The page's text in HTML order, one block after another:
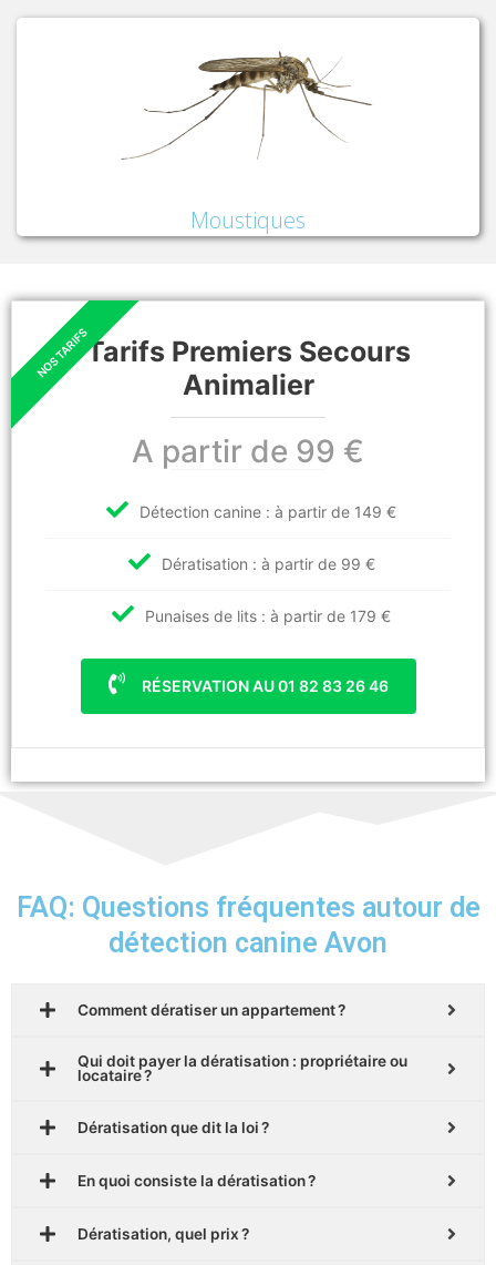
Moustiques
Tarifs Premiers Secours
Animalier
A partir de 99 €
Détection canine : à partir de 149 €
Dératisation : à partir de 99 €
Punaises de lits : à partir de 179 €
RÉSERVATION AU 01 82 83 26 46
FAQ: Questions fréquentes autour de
détection canine Avon
Comment dératiser un appartement ?
Qui doit payer la dératisation : propriétaire ou
locataire ?
Dératisation que dit la loi ?
En quoi consiste la dératisation ?
Dératisation, quel prix ?